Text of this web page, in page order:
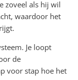
zoveel als hij wil
waardoor het
Je loopt
de
voor stap hoe het